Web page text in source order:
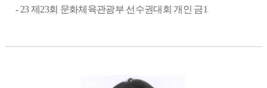
- 23제 23회 문화체육관광부 선수권대회 개인 금1